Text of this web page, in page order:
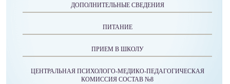
ДОПОЛНИТЕЛЬНЫЕ СВЕДЕНИЯ
ПИТАНИЕ
ПРИЕМ В ШКОЛУ
ЦЕНТРАЛЬНАЯ ПСИХОЛОГО-МЕДИКО-ПЕДАГОГИЧЕСКАЯ
КОМИССИЯ СОСТАВ №8